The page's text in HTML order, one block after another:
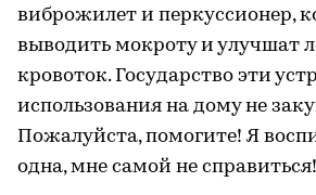
виброжилет и перкуссионер,
выводить мокроту и улучшат
кровоток. Государство эти
использования на дому не
Пожалуйста, помогите! Я
одна, мне самой не справиться!